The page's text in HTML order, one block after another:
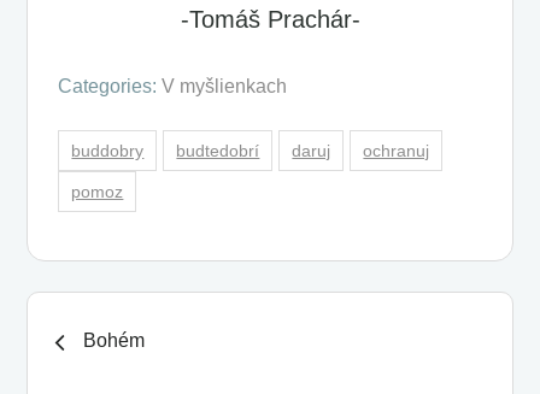
-Tomáš Prachár-
Categories:V myšlienkach
buddobry budtedobrí daruj ochranuj
pomoz
Navigácia
Bohém